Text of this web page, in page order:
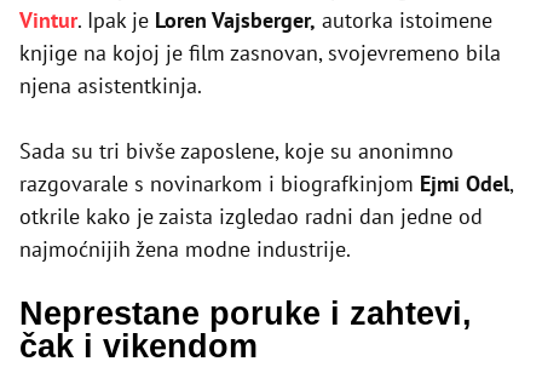
Vintur. Ipak je Loren Vajsberger, autorka istoimene
knjige na kojoj je film zasnovan, svojevremeno bila
njena asistentkinja.
Sada su tri bivše zaposlene, koje su anonimno
razgovarale s novinarkom i biografkinjom Ejmi Odel,
otkrile kako je zaista izgledao radni dan jedne od
najmoćnijih žena modne industrije.
Neprestane poruke i zahtevi,
čak i vikendom